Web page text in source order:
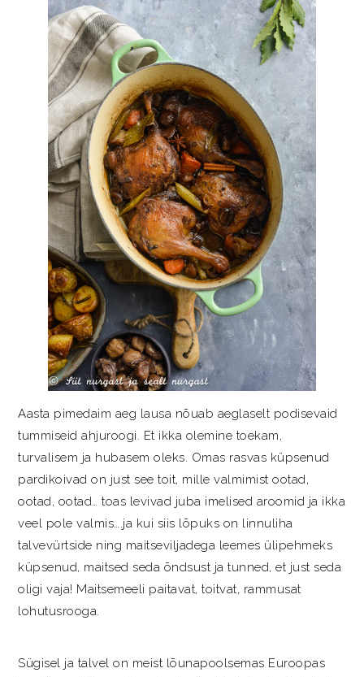
Aasta pimedaim aeg lausa nõuab aeglaselt podisevaid
tummiseid ahjuroogi. Et ikka olemine toekam,
turvalisem ja hubasem oleks. Omas rasvas küpsenud
pardikoivad on just see toit, mille valmimist ootad,
ootad, ootad… toas levivad juba imelised aroomid ja ikka
veel pole valmis….ja kui siis lõpuks on linnuliha
talvevürtside ning maitseviljadega leemes ülipehmeks
küpsenud, maitsed seda õndsust ja tunned, et just seda
oligi vaja! Maitsemeeli paitavat, toitvat, rammusat
lohutusrooga.
Sügisel ja talvel on meist lõunapoolsemas Euroopas